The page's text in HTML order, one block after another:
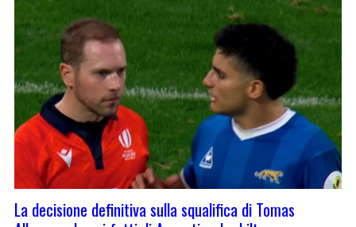
La decisione definitiva sulla squalifica di Tomas